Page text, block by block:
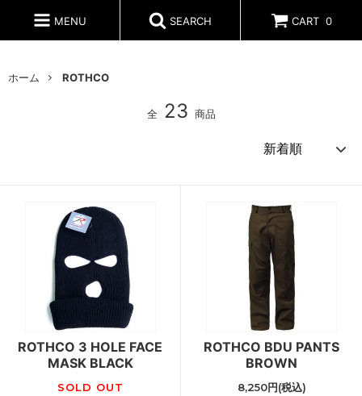
MENU SEARCH CART 0
ホーム ROTHCO
全 23 商品
ROTHCO 3 HOLE FACE
MASK BLACK
SOLD OUT
ROTHCO BDU PANTS
BROWN
8,250円(税込)